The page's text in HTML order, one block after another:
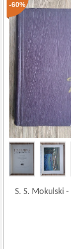
-60%
S. S. Mokulski-